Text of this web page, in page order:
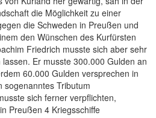
die Möglichkeit zu einer
die Schweden in Preußen und
den Wünschen des Kurfürsten
Friedrich musste sich aber sehr
Er musste 300.000 Gulden an
60.000 Gulden versprechen in
sogenanntes Tributum
sich ferner verpflichten,
Preußen 4 Kriegsschiffe